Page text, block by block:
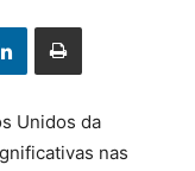
Unidos da
nas